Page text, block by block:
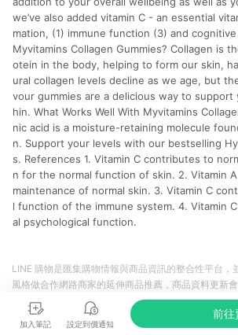
we’ve also added vitamin C - an essential
mation, (1) immune function (3) and
Myvitamins Collagen Gummies? Collagen is
otein in the body, helping to form our skin,
ural collagen levels decline as we age, but
vour gummies are a delicious way to
hin. What Works Well With Myvitamins
nic acid is a moisture-retaining molecule
n. Support your levels with our bestselling
s. References 1. Vitamin C contributes to
n for the normal function of skin. 2. Vitamin
maintenance of normal skin. 3. Vitamin C
l function of the immune system. 4. Vitamin
al psychological function.
加入筆記 設定到價通知
前往
LINE 購物是匯集購物情報與商品資訊的整合性平台，
風格做合作網路商家的延伸商品推薦，商品資料更新
商品至各合作網路商家，確認現售價與購物條件，一
準。